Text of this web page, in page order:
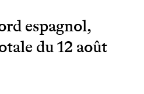
espagnol,
du 12 août